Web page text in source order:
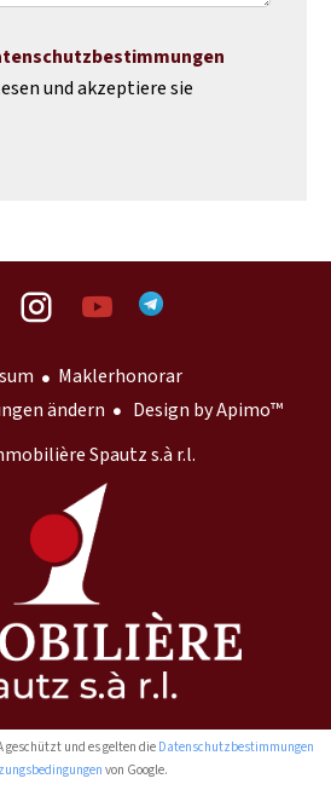
und akzeptiere sie
Maklerhonorar
ändern
Design byApimo™
Spautz s.à r.l.
geschützt und es gelten die Datenschutzbestimmungen
von Google.